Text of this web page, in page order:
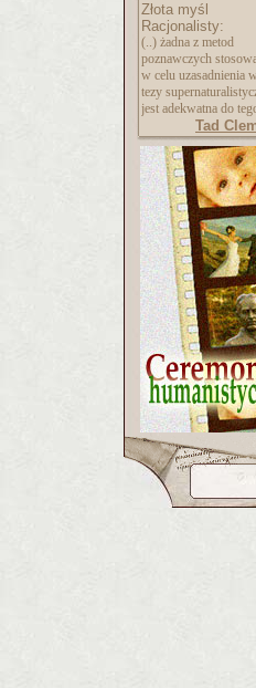
Złota myśl
Racjonalisty:
(..) żadna z metod
poznawczych
w celu uzasadnienia
tezy
jest adekwatna do
Tad